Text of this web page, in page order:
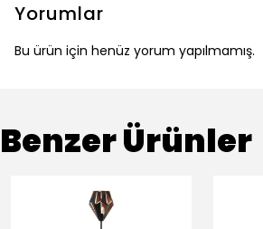
Yorumlar
Bu ürün için henüz yorum yapılmamış.
Benzer Ürünler